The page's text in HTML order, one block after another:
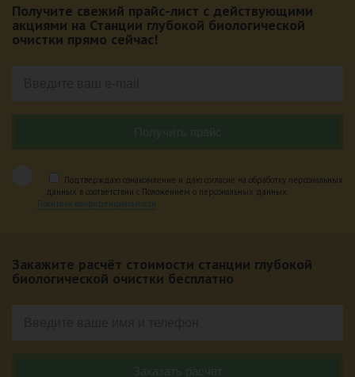
Получите свежий прайс-лист с действующими
акциями на Станции глубокой биологической
очистки прямо сейчас!
Подтверждаю ознакомление и даю согласие на обработку персональных
данных в соответствии с Положением о персональных данных.
Политика конфиденциальности
Закажите расчёт стоимости станции глубокой
биологической очистки бесплатно